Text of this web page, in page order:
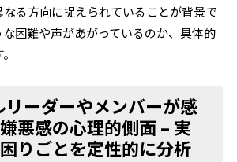
る方向に捉えられていることが背景で
困難や声があがっているのか、具体的
リーダーやメンバーが感
悪感の心理的側面 – 実
りごとを定性的に分析